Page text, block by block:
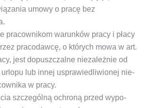
umo­wy o pra­cę bez
pra­cow­ni­kom warun­ków pra­cy i pła­cy
pra­co­daw­cę, o któ­rych mowa w art.
jest dopusz­czal­ne nie­za­leż­nie od
urlo­pu lub innej uspra­wie­dli­wio­nej nie­
w pracy.
szcze­gól­ną ochro­ną przed wypo­